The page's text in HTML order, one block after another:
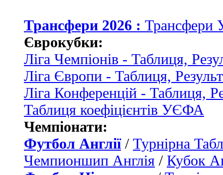
Трансфери 2026 : Трансфери
Єврокубки:
Ліга Чемпіонів - Таблиця,
Ліга Європи - Таблиця,
Ліга Конференцій - Таблиця,
Таблиця коефіцієнтів УЄФА
Чемпіонати:
Футбол Англії/ Турнірна
Чемпионшип Англія / Кубок